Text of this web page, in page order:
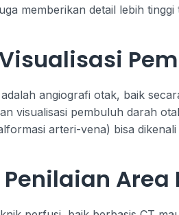
memberikan detail lebih
angiografi otak, baik
visualisasi pembuluh darah
arteri-vena) bisa
Area